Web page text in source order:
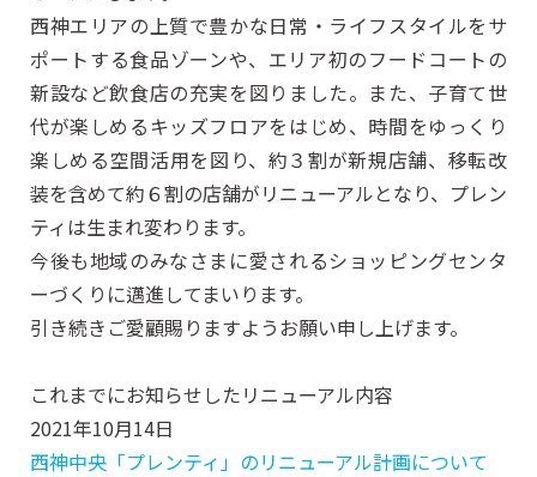
西神エリアの上質で豊かな日常・ライフスタイルをサ
ポートする食品ゾーンや、エリア初のフードコートの
新設など飲食店の充実を図りました。また、子育て世
代が楽しめるキッズフロアをはじめ、時間をゆっくり
楽しめる空間活用を図り、約３割が新規店舗、移転改
装を含めて約６割の店舗がリニューアルとなり、プレン
ティは生まれ変わります。
今後も地域のみなさまに愛されるショッピングセンタ
ーづくりに邁進してまいります。
引き続きご愛顧賜りますようお願い申し上げます。
これまでにお知らせしたリニューアル内容
2021年10月14日
西神中央「プレンティ」のリニューアル計画について